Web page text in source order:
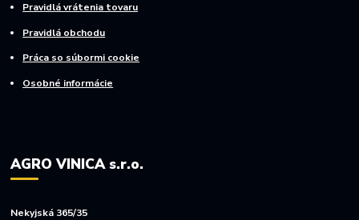
Pravidlá vrátenia tovaru
Pravidlá obchodu
Práca so súbormi cookie
Osobné informácie
AGRO VINICA s.r.o.
Nekyjská 365/35